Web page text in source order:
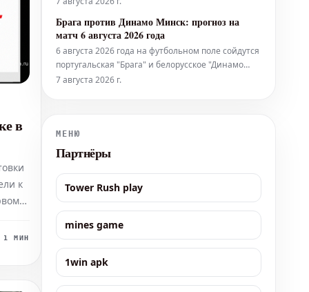
в
к
1 МИН
Родри, безусловно, доминировало в европейских
СМИ на протяжении всего дня. В контексте
потенциально монументально
Брага против Динамо Минск: прогноз на
матч 6 августа 2026 года
6 августа 2026 года на футбольном поле сойдутся
португальская "Брага" и белорусское "Динамо
Минск". Ожидается напряженная борьба, однако,
установили коэффициент 1.59. Это с
7 августа 2026 г.
МЕНЮ
Партнёры
Tower Rush play
mines game
1win apk